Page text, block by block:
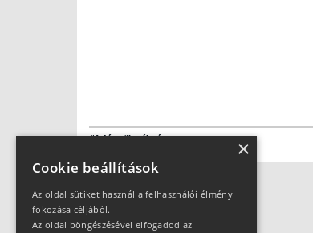
#futás #kerékpár ×
Cookie beállítások
Az oldal sütiket használ a felhasználói élmény
fokozása céljából.
Az oldal böngészésével elfogadod az